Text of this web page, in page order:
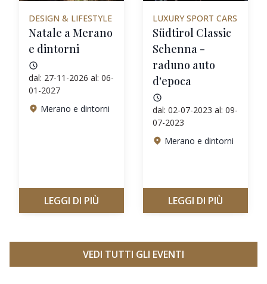
DESIGN & LIFESTYLE
Natale a Merano
e dintorni
dal: 27-11-2026 al: 06-
01-2027
Merano e dintorni
LEGGI DI PIÙ
LUXURY SPORT CARS
Südtirol Classic
Schenna -
raduno auto
d'epoca
dal: 02-07-2023 al: 09-
07-2023
Merano e dintorni
LEGGI DI PIÙ
VEDI TUTTI GLI EVENTI